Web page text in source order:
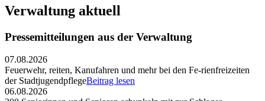
Verwaltung aktuell
Pressemitteilungen aus der Verwaltung
07.08.2026
Feuerwehr, reiten, Kanufahren und mehr bei den Fe-rienfreizeiten
der StadtjugendpflegeBeitrag lesen
06.08.2026